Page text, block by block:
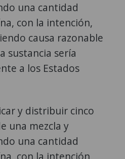
una cantidad
con la intención,
causa razonable
sustancia sería
a los Estados
y distribuir cinco
una mezcla y
una cantidad